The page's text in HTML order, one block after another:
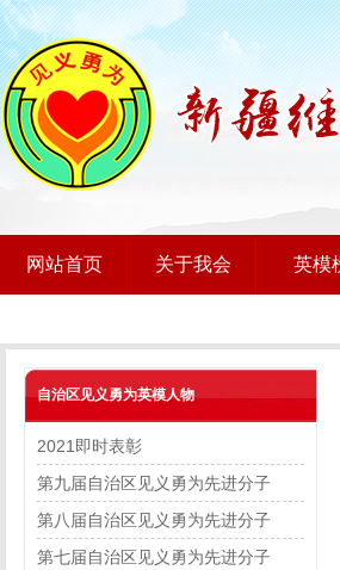
网站首页 关于我会 英模
自治区见义勇为英模人物
2021即时表彰
第九届自治区见义勇为先进分子
第八届自治区见义勇为先进分子
第七届自治区见义勇为先进分子